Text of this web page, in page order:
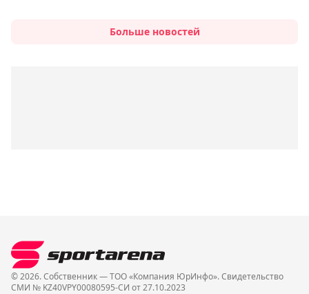
Больше новостей
© 2026. Собственник — ТОО «Компания ЮрИнфо». Cвидетельство
СМИ № KZ40VPY00080595-СИ от 27.10.2023